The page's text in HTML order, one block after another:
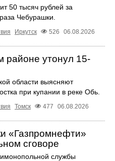
50 тысяч рублей за
Чебурашки.
Иркутск 526 06.08.2026
районе утонул 15-
области выясняют
при купании в реке Обь.
Томск 477 06.08.2026
«Газпромнефти»
сговоре
службы